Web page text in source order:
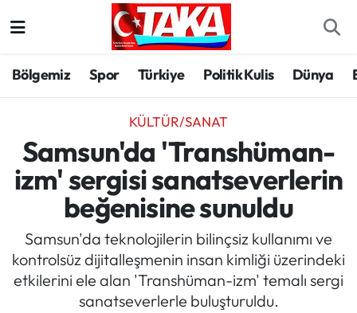
Bölgemiz Spor Türkiye Politik Kulis Dünya
KÜLTÜR/SANAT
Samsun'da 'Transhüman-
izm' sergisi sanatseverlerin
beğenisine sunuldu
Samsun'da teknolojilerin bilinçsiz kullanımı ve
kontrolsüz dijitalleşmenin insan kimliği üzerindeki
etkilerini ele alan 'Transhüman-izm' temalı sergi
sanatseverlerle buluşturuldu.
Spor
Kültür/Sanat
Politika
Politik Kulis
Dünya
Trabzon Hava Durumu
Trabzon Trafik Yoğunluk Haritası
Süper Lig Puan Durumu ve Fikstür
Tüm Manşetler
Son Dakika Haberleri
Haber Arşivi